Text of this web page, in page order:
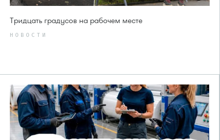
Тридцать градусов на рабочем месте
НОВОСТИ